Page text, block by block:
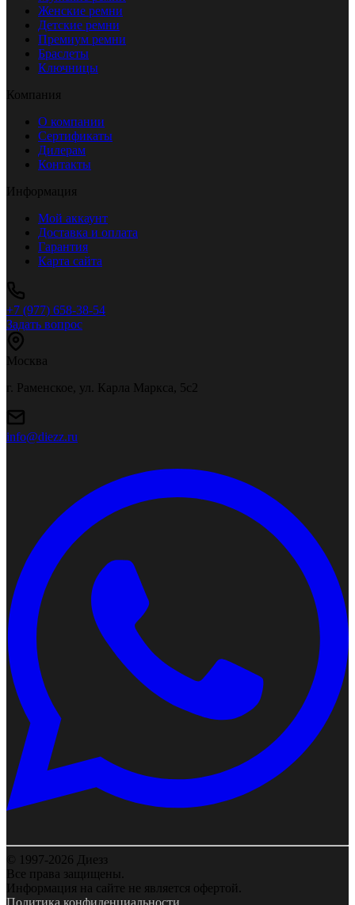
Женские ремни
Детские ремни
Премиум ремни
Браслеты
Ключницы
Компания
О компании
Сертификаты
Дилерам
Контакты
Информация
Мой аккаунт
Доставка и оплата
Гарантия
Карта сайта
+7 (977) 658-38-54
Задать вопрос
Москва
г. Раменское, ул. Карла Маркса, 5с2
info@diezz.ru
© 1997-2026 Диезз
Все права защищены.
Информация на сайте не является офертой.
Политика конфиденциальности